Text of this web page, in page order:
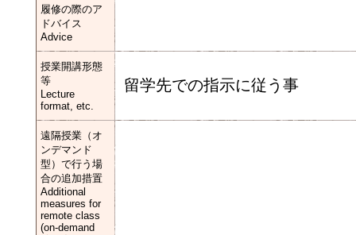
履修の際のア
ドバイス
Advice
授業開講形態
等
Lecture
format, etc.
留学先での指示に従う事
遠隔授業（オ
ンデマンド
型）で行う場
合の追加措置
Additional
measures for
remote class
(on-demand